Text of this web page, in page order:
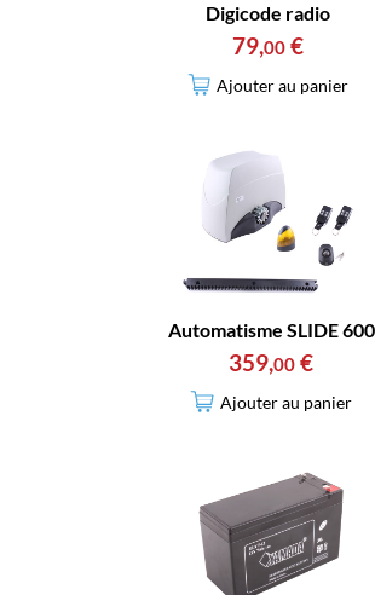
Digicode radio
79,00 €
Ajouter au panier
Automatisme SLIDE 600
359,00 €
Ajouter au panier